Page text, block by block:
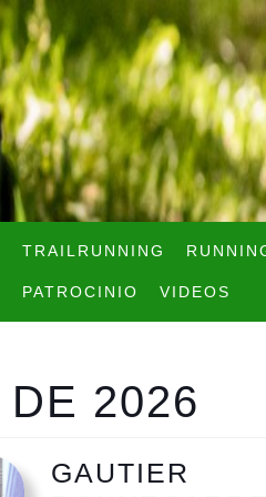
TRAILRUNNING
PATROCINIO VIDEOS
2026
GAUTIER